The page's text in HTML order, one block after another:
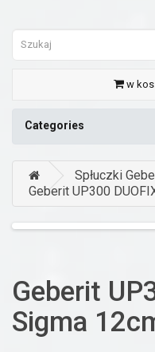
w
Categories
Spłuczki
Geberit UP300
Geberit
Sigma